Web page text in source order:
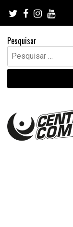
content
Pesquisar
Pesquisar
por: